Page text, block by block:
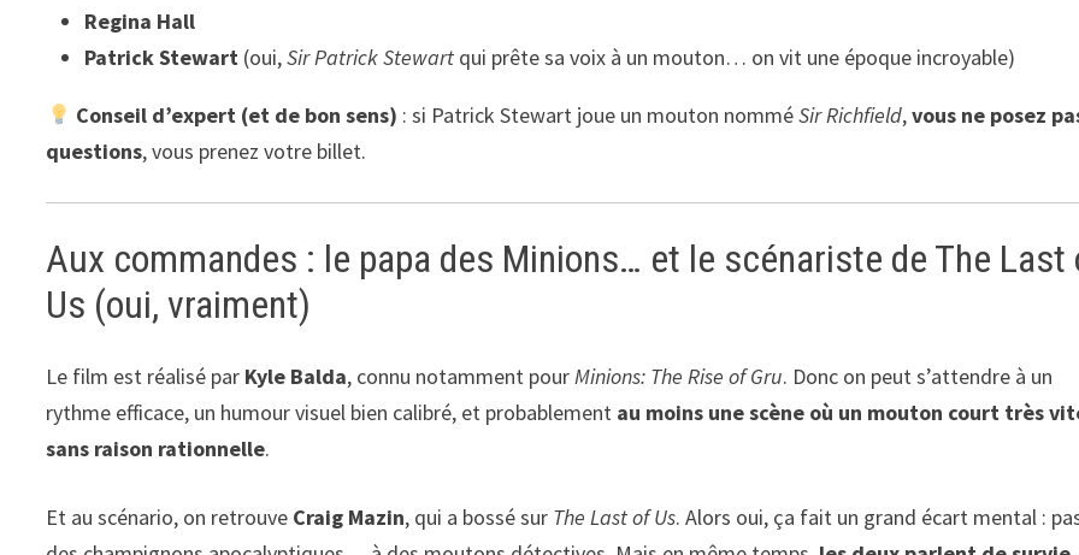
Regina Hall
Patrick Stewart (oui,Sir Patrick Stewart qui prête sa voix à un mouton… on vit une époque incroyable)
Conseil d’expert (et de bon sens) : si Patrick Stewart joue un mouton nomméSir Richfield,vous ne posez
questions, vous prenez votre billet.
Aux commandes : le papa des Minions… et le scénariste de The Last
Us (oui, vraiment)
Le film est réalisé par Kyle Balda, connu notamment pourMinions: The Rise of Gru. Donc on peut s’attendre à un
rythme efficace, un humour visuel bien calibré, et probablement au moins une scène où un mouton court très
sans raison rationnelle.
Et au scénario, on retrouve Craig Mazin, qui a bossé sur The Last of Us. Alors oui, ça fait un grand écart mental :